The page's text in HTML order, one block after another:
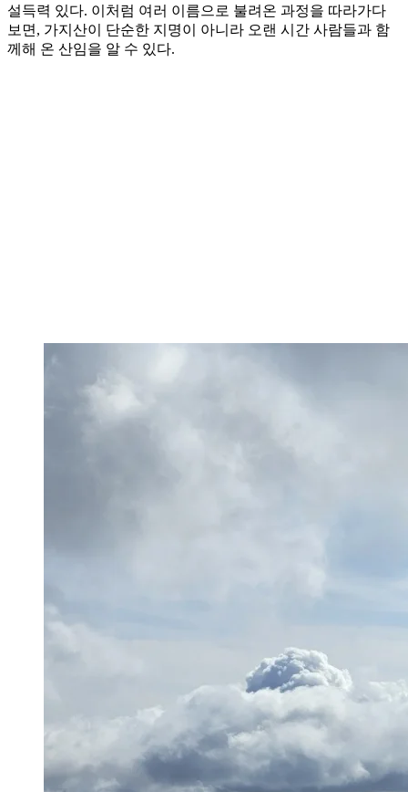
설득력 있다. 이처럼 여러 이름으로 불려온 과정을 따라가다
보면, 가지산이 단순한 지명이 아니라 오랜 시간 사람들과 함
께해 온 산임을 알 수 있다.